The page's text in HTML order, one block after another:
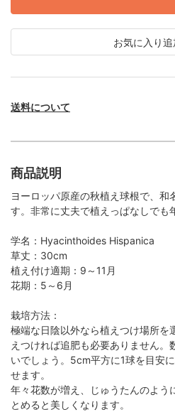
お気に入り追
送料について
商品説明
ヨーロッパ原産の秋植え球根で、和
す。非常に丈夫で植えっぱなしでも
学名：Hyacinthoides Hispanica
草丈：30cm
植え付け適期：9～11月
花期：5～6月
栽培方法：
極端な日陰以外なら植えつけ場所を
えつければ追肥も必要ありません。
いでしょう。5cm平方に1球を目安
せます。
年々花数が増え、じゅうたんのよう
とめると美しくなります。